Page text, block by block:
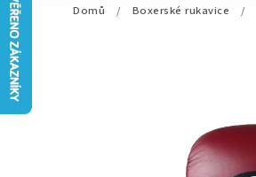
Domů / Boxerské rukavice /